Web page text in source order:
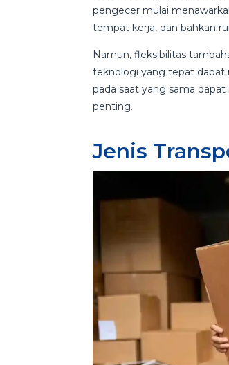
pengecer mulai
tempat kerja, dan bahkan
Namun, fleksibilitas
teknologi yang tepat dapat
pada saat yang sama
penting.
Jenis